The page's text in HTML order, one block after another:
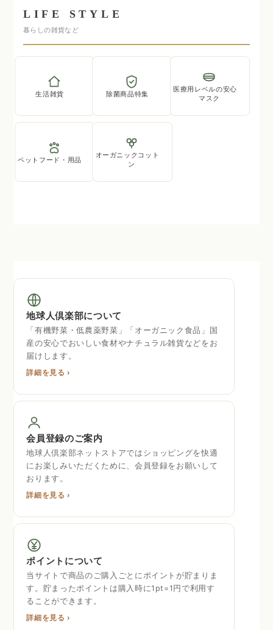
LIFE STYLE
暮らしの雑貨など
生活雑貨 除菌商品特集
医療用レベルの安心
マスク
ペットフード・用品
オーガニックコット
ン
地球人倶楽部について
「有機野菜・低農薬野菜」「オーガニック食品」国
産の安心でおいしい食材やナチュラル雑貨などをお
届けします。
詳細を見る ›
会員登録のご案内
地球人倶楽部ネットストアではショッピングを快適
にお楽しみいただくために、会員登録をお願いして
おります。
詳細を見る ›
ポイントについて
当サイトで商品のご購入ごとにポイントが貯まりま
す。貯まったポイントは購入時に1pt=1円で利用す
ることができます。
詳細を見る ›